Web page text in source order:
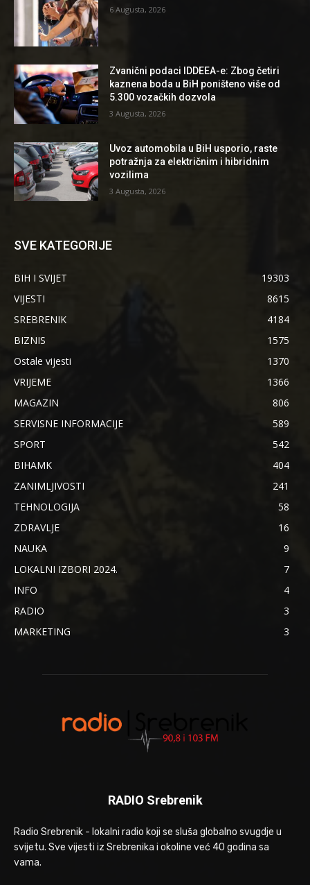
6 Augusta, 2026
Zvanični podaci IDDEEA-e: Zbog četiri
kaznena boda u BiH poništeno više od
5.300 vozačkih dozvola
3 Augusta, 2026
Uvoz automobila u BiH usporio, raste
potražnja za električnim i hibridnim
vozilima
3 Augusta, 2026
SVE KATEGORIJE
BIH I SVIJET
19303
VIJESTI
8615
SREBRENIK
4184
BIZNIS
1575
Ostale vijesti
1370
VRIJEME
1366
MAGAZIN
806
SERVISNE INFORMACIJE
589
SPORT
542
BIHAMK
404
ZANIMLJIVOSTI
241
TEHNOLOGIJA
58
ZDRAVLJE
16
NAUKA
9
LOKALNI IZBORI 2024.
7
INFO
4
RADIO
3
MARKETING
3
RADIO Srebrenik
Radio Srebrenik - lokalni radio koji se sluša globalno svugdje u
svijetu. Sve vijesti iz Srebrenika i okoline već 40 godina sa
vama.